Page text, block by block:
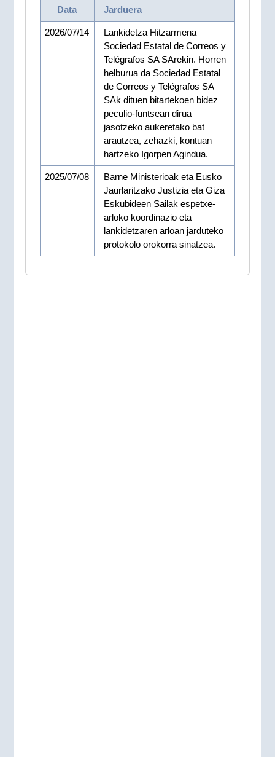
Data Jarduera
2026/07/14
Lankidetza Hitzarmena
Sociedad Estatal de Correos y
Telégrafos SA SArekin. Horren
helburua da Sociedad Estatal
de Correos y Telégrafos SA
SAk dituen bitartekoen bidez
peculio-funtsean dirua
jasotzeko aukeretako bat
arautzea, zehazki, kontuan
hartzeko Igorpen Agindua.
2025/07/08
Barne Ministerioak eta Eusko
Jaurlaritzako Justizia eta Giza
Eskubideen Sailak espetxe-
arloko koordinazio eta
lankidetzaren arloan jarduteko
protokolo orokorra sinatzea.